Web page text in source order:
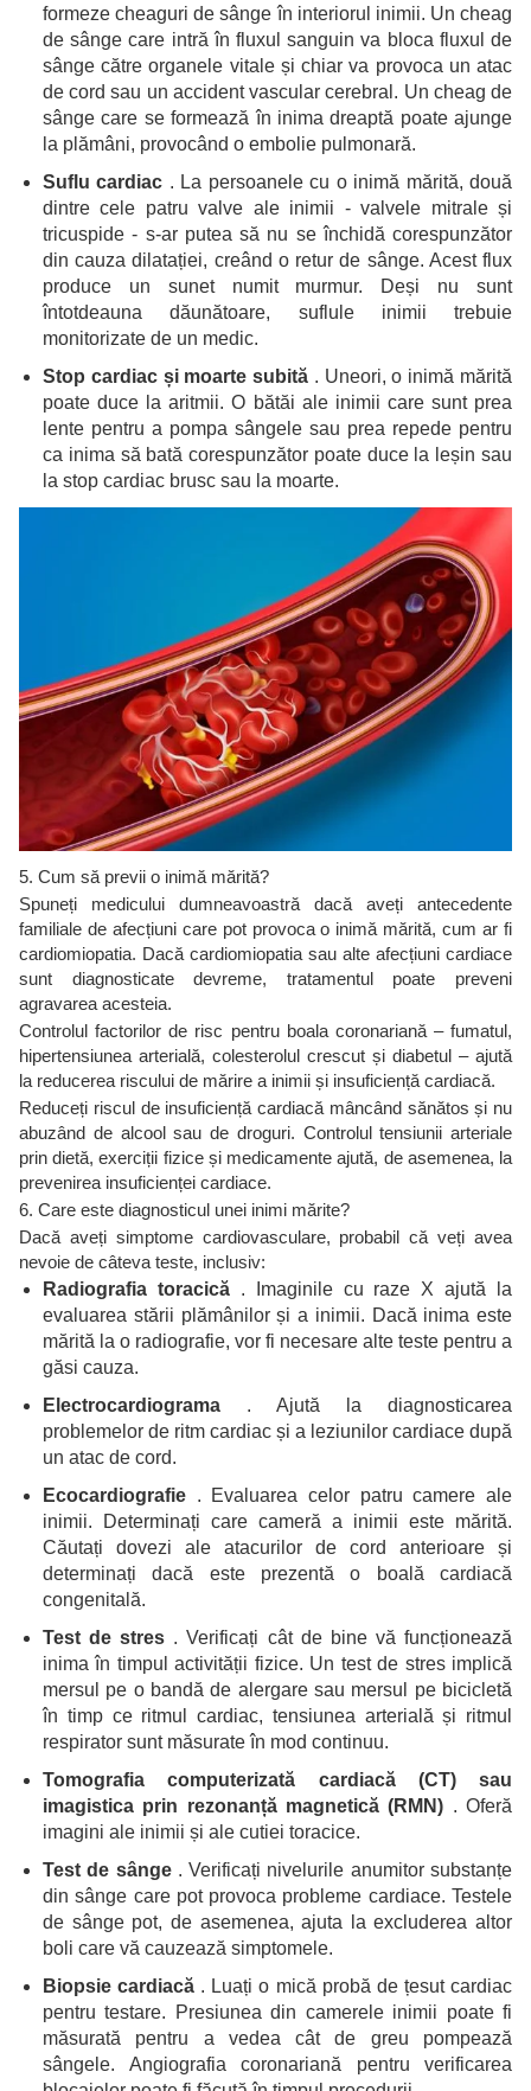
formeze cheaguri de sânge în interiorul inimii. Un cheag
de sânge care intră în fluxul sanguin va bloca fluxul de
sânge către organele vitale și chiar va provoca un atac
de cord sau un accident vascular cerebral. Un cheag de
sânge care se formează în inima dreaptă poate ajunge
la plămâni, provocând o embolie pulmonară.
Suflu cardiac . La persoanele cu o inimă mărită, două
dintre cele patru valve ale inimii - valvele mitrale și
tricuspide - s-ar putea să nu se închidă corespunzător
din cauza dilatației, creând o retur de sânge. Acest flux
produce un sunet numit murmur. Deși nu sunt
întotdeauna dăunătoare, suflule inimii trebuie
monitorizate de un medic.
Stop cardiac și moarte subită . Uneori, o inimă mărită
poate duce la aritmii. O bătăi ale inimii care sunt prea
lente pentru a pompa sângele sau prea repede pentru
ca inima să bată corespunzător poate duce la leșin sau
la stop cardiac brusc sau la moarte.
5. Cum să previi o inimă mărită?
Spuneți medicului dumneavoastră dacă aveți antecedente
familiale de afecțiuni care pot provoca o inimă mărită, cum ar fi
cardiomiopatia. Dacă cardiomiopatia sau alte afecțiuni cardiace
sunt diagnosticate devreme, tratamentul poate preveni
agravarea acesteia.
Controlul factorilor de risc pentru boala coronariană – fumatul,
hipertensiunea arterială, colesterolul crescut și diabetul – ajută
la reducerea riscului de mărire a inimii și insuficiență cardiacă.
Reduceți riscul de insuficiență cardiacă mâncând sănătos și nu
abuzând de alcool sau de droguri. Controlul tensiunii arteriale
prin dietă, exerciții fizice și medicamente ajută, de asemenea, la
prevenirea insuficienței cardiace.
6. Care este diagnosticul unei inimi mărite?
Dacă aveți simptome cardiovasculare, probabil că veți avea
nevoie de câteva teste, inclusiv:
Radiografia toracică. Imaginile cu raze X ajută la
evaluarea stării plămânilor și a inimii. Dacă inima este
mărită la o radiografie, vor fi necesare alte teste pentru a
găsi cauza.
Electrocardiograma . Ajută la diagnosticarea
problemelor de ritm cardiac și a leziunilor cardiace după
un atac de cord.
Ecocardiografie . Evaluarea celor patru camere ale
inimii. Determinați care cameră a inimii este mărită.
Căutați dovezi ale atacurilor de cord anterioare și
determinați dacă este prezentă o boală cardiacă
congenitală.
Test de stres . Verificați cât de bine vă funcționează
inima în timpul activității fizice. Un test de stres implică
mersul pe o bandă de alergare sau mersul pe bicicletă
în timp ce ritmul cardiac, tensiunea arterială și ritmul
respirator sunt măsurate în mod continuu.
Tomografia computerizată cardiacă (CT) sau
imagistica prin rezonanță magnetică (RMN) . Oferă
imagini ale inimii și ale cutiei toracice.
Test de sânge. Verificați nivelurile anumitor substanțe
din sânge care pot provoca probleme cardiace. Testele
de sânge pot, de asemenea, ajuta la excluderea altor
boli care vă cauzează simptomele.
Biopsie cardiacă . Luați o mică probă de țesut cardiac
pentru testare. Presiunea din camerele inimii poate fi
măsurată pentru a vedea cât de greu pompează
sângele. Angiografia coronariană pentru verificarea